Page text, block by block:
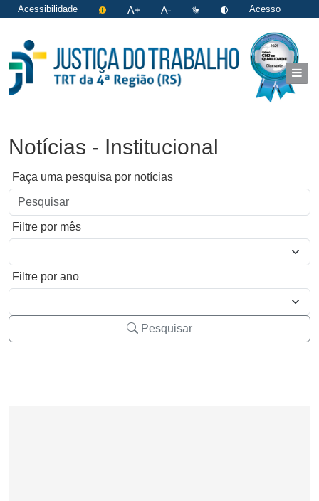
Acessibilidade
Acesso
Notícias - Institucional
Faça uma pesquisa por notícias
Filtre por mês
Filtre por ano
Pesquisar